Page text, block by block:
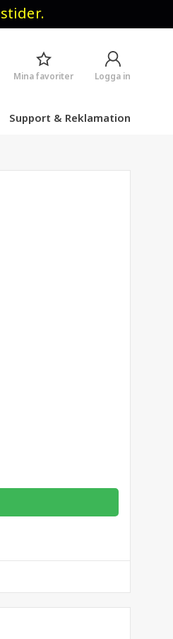
Logga in
Mina favoriter
Support & Reklamation